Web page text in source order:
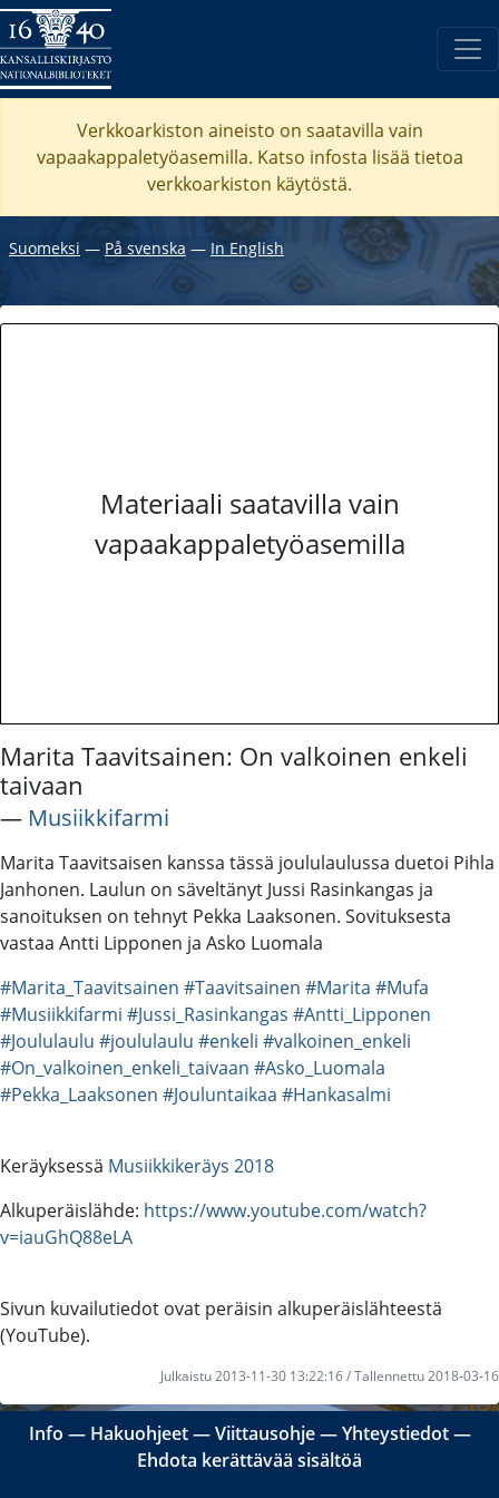
Verkkoarkiston aineisto on saatavilla vain
vapaakappaletyöasemilla. Katso infosta lisää tietoa
verkkoarkiston käytöstä.
Suomeksi ― På svenska ― In English
Materiaali saatavilla vain
vapaakappaletyöasemilla
Marita Taavitsainen: On valkoinen enkeli
taivaan
― Musiikkifarmi
Marita Taavitsaisen kanssa tässä joululaulussa duetoi Pihla
Janhonen. Laulun on säveltänyt Jussi Rasinkangas ja
sanoituksen on tehnyt Pekka Laaksonen. Sovituksesta
vastaa Antti Lipponen ja Asko Luomala
#Marita_Taavitsainen #Taavitsainen #Marita #Mufa
#Musiikkifarmi #Jussi_Rasinkangas #Antti_Lipponen
#Joululaulu #joululaulu #enkeli #valkoinen_enkeli
#On_valkoinen_enkeli_taivaan #Asko_Luomala
#Pekka_Laaksonen #Jouluntaikaa #Hankasalmi
Keräyksessä Musiikkikeräys 2018
Alkuperäislähde: https://www.youtube.com/watch?
v=iauGhQ88eLA
Sivun kuvailutiedot ovat peräisin alkuperäislähteestä
(YouTube).
Julkaistu 2013-11-30 13:22:16 / Tallennettu 2018-03-16
Info ― Hakuohjeet―Viittausohje―Yhteystiedot―
Ehdota kerättävää sisältöä